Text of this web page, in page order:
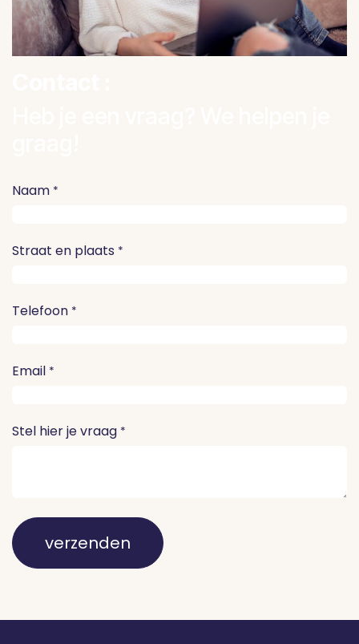
Naam *
Straat en plaats *
Telefoon *
Email *
Stel hier je vraag *
verzenden